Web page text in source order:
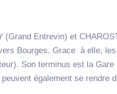
Entrevin) et
Bourges. Grace à elle,
Son terminus est la
également se rendre